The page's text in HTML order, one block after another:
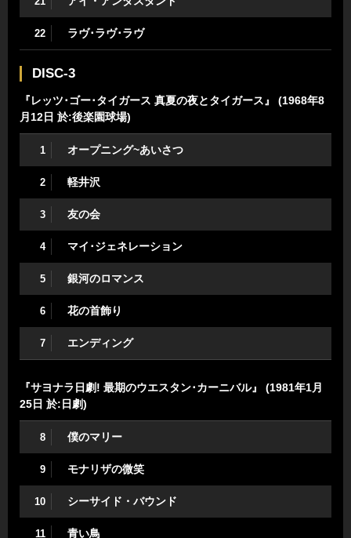
22 ラヴ･ラヴ･ラヴ
DISC-3
『レッツ･ゴー･タイガース 真夏の夜とタイガース』 (1968年8
月12日 於:後楽園球場)
1 オープニング~あいさつ
2 軽井沢
3 友の会
4 マイ･ジェネレーション
5 銀河のロマンス
6 花の首飾り
7 エンディング
『サヨナラ日劇! 最期のウエスタン･カーニバル』 (1981年1月
25日 於:日劇)
8 僕のマリー
9 モナリザの微笑
10 シーサイド・バウンド
11 青い鳥